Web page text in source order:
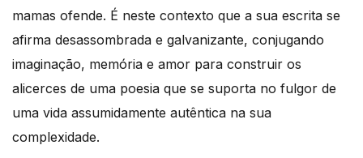
mamas ofende. É neste contexto que a sua escrita se
afirma desassombrada e galvanizante, conjugando
imaginação, memória e amor para construir os
alicerces de uma poesia que se suporta no fulgor de
uma vida assumidamente autêntica na sua
complexidade.